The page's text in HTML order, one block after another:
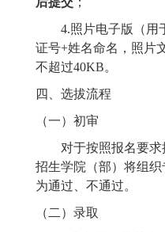
4.照片电子版（用
证号+姓名命名，照片
不超过40KB。
四、选拔流程
（一）初审
对于按照报名要求
招生学院 （部） 将组织
为通过、不通过。
（二）录取